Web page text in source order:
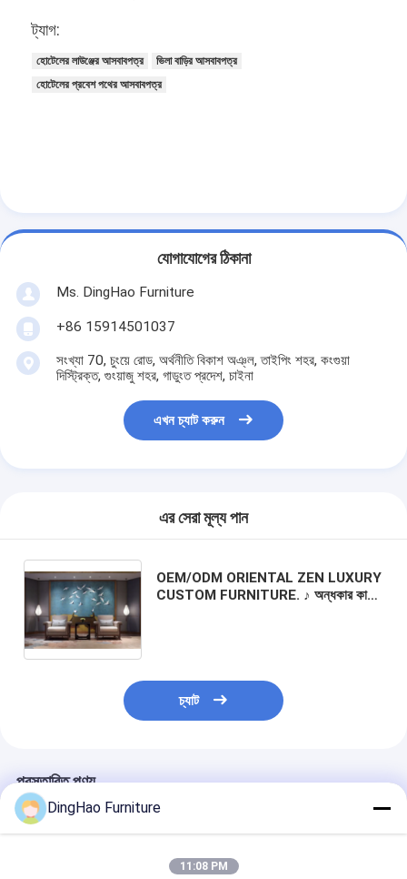
ট্যাগ:
হোটেলের লাউঞ্জের আসবাবপত্র
ভিলা বাড়ির আসবাবপত্র
হোটেলের প্রবেশ পথের আসবাবপত্র
যোগাযোগের ঠিকানা
Ms. DingHao Furniture
+86 15914501037
সংখ্যা 70, চুংয়ে রোড, অর্থনীতি বিকাশ অঞ্ল, তাইপিং শহর, কংগুয়া
দিস্ট্রিক্ত, গুংয়াজু শহর, গাডুংত প্রদেশ, চাইনা
এখন চ্যাট করুন
এর সেরা মূল্য পান
OEM/ODM ORIENTAL ZEN LUXURY
CUSTOM FURNITURE. ♪ অন্ধকার কাঠ
চ্যাট
প্রস্তাবিত পণ্য
DingHao Furniture
11:08 PM